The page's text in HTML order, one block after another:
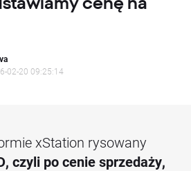
02-20 09:25:14
xStation rysowany
czyli po cenie sprzedaży,